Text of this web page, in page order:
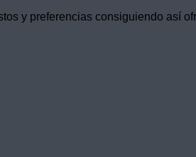
y preferencias consiguiendo así